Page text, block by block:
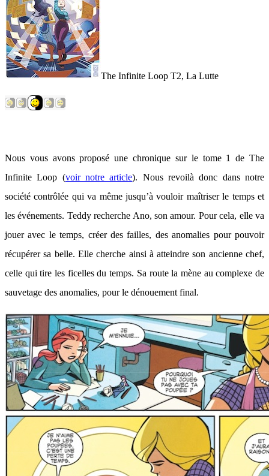
The Infinite Loop T2, La Lutte
Nous vous avons proposé une chronique sur le tome 1 de The
Infinite Loop (voir notre article). Nous revoilà donc dans notre
société contrôlée qui va même jusqu’à vouloir maîtriser le temps et
les événements. Teddy recherche Ano, son amour. Pour cela, elle va
jouer avec le temps, créer des failles, des anomalies pour pouvoir
récupérer sa belle. Elle cherche ainsi à atteindre son ancienne chef,
celle qui tire les ficelles du temps. Sa route la mène au complexe de
sauvetage des anomalies, pour le dénouement final.